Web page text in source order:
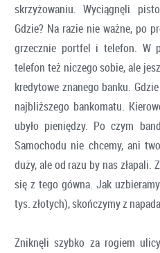
skrzyżowaniu. Wyciągnęli
Gdzie? Na razie nie ważne, po
grzecznie portfel i telefon. W
telefon też niczego sobie, ale
kredytowe znanego banku.
najbliższego bankomatu.
ubyło pieniędzy. Po czym
Samochodu nie chcemy, ani
duży, ale od razu by nas złapali.
się z tego gówna. Jak
tys. złotych), skończymy z
Zniknęli szybko za rogiem